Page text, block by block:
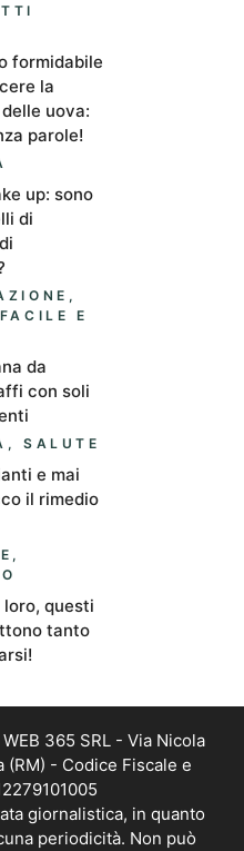
formidabile
la
uova:
parole!
up: sono
di
,
E
da
con soli
,SALUTE
e mai
il rimedio
,
questi
tanto
365 SRL - Via Nicola
(RM) - Codice Fiscale e
giornalistica, in quanto
periodicità. Non può